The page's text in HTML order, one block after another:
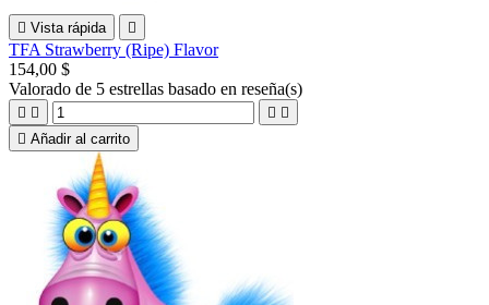
 Vista rápida 
TFA Strawberry (Ripe) Flavor
154,00 $
Valorado de 5 estrellas basado en reseña(s)
   
 Añadir al carrito